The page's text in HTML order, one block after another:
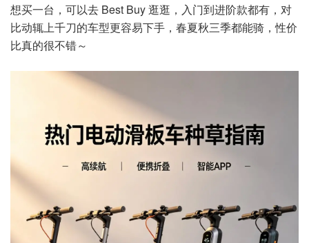
想买一台，可以去 Best Buy 逛逛，入门到进阶款都有，对
比动辄上千刀的车型更容易下手，春夏秋三季都能骑，性价
比真的很不错～